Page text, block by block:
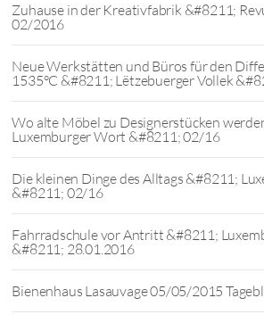
Zuhause in der Kreativfabrik &#8211;
02/2016
Neue Werkstätten und Büros für den
1535°C &#8211; Lëtzebuerger Vollek
Wo alte Möbel zu Designerstücken
Luxemburger Wort &#8211; 02/16
Die kleinen Dinge des Alltags &#8211;
&#8211; 02/16
Fahrradschule vor Antritt &#8211;
&#8211; 28.01.2016
Bienenhaus Lasauvage 05/05/2015